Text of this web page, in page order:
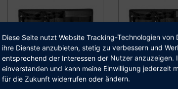
Shop beliefert aus­schließ­lich
Diese Seite nutzt Website Tracking-Technologien von
ihre Dienste anzubieten, stetig zu verbessern und
entsprechend der Interessen der Nutzer anzuzeigen.
einverstanden und kann meine Einwilligung jederzeit
für die Zukunft widerrufen oder ändern.